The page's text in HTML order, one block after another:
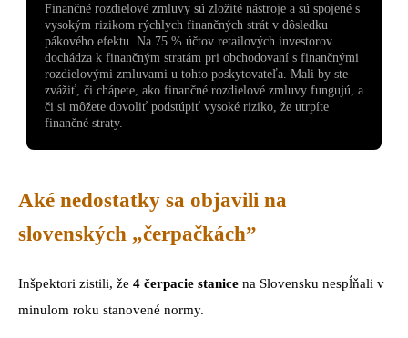
Finančné rozdielové zmluvy sú zložité nástroje a sú spojené s
vysokým rizikom rýchlych finančných strát v dôsledku
pákového efektu. Na 75 % účtov retailových investorov
dochádza k finančným stratám pri obchodovaní s finančnými
rozdielovými zmluvami u tohto poskytovateľa. Mali by ste
zvážiť, či chápete, ako finančné rozdielové zmluvy fungujú, a
či si môžete dovoliť podstúpiť vysoké riziko, že utrpíte
finančné straty.
Aké nedostatky sa objavili na
slovenských „čerpačkách”
Inšpektori zistili, že 4 čerpacie stanice na Slovensku nespĺňali v
minulom roku stanovené normy.